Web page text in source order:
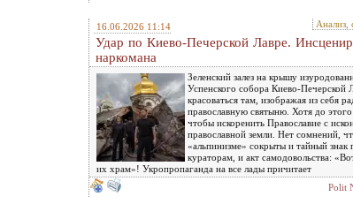
16.06.2026 11:14 Анализ,
Удар по Киево-Печерской Лавре.
наркомана
Зеленский залез на крышу
Успенского собора Киево-Печерской
красоваться там, изображая из себя
православную святыню. Хотя до этого
чтобы искоренить Православие с
православной земли. Нет сомнений,
«альпинизме» сокрыты и тайный знак
кураторам, и акт самодовольства:
их храм»! Укропропаганда на все лады причитает
Polit